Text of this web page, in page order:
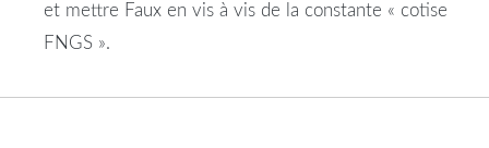
et mettre Faux en vis à vis de la constante « cotise
FNGS ».